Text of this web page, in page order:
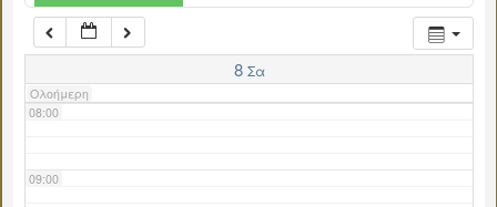
8 Σα
Ολοήμερη
07:00
08:00
09:00